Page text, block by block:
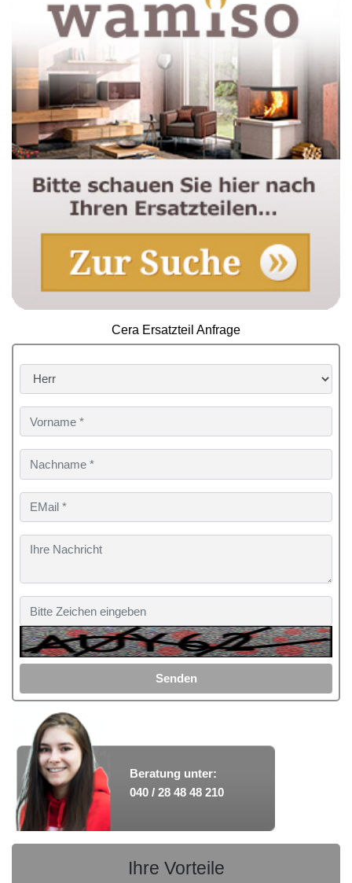
Cera Ersatzteil Anfrage
Senden
Beratung unter:
040 / 28 48 48 210
Ihre Vorteile